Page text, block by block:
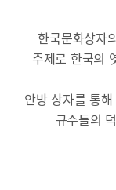
한국문화상자
주제로 한국의
안방 상자를 통
규수들의